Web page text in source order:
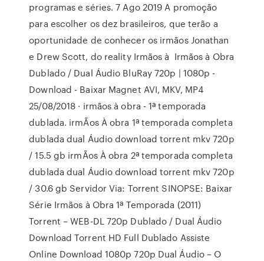
programas e séries. 7 Ago 2019 A promoção
para escolher os dez brasileiros, que terão a
oportunidade de conhecer os irmãos Jonathan
e Drew Scott, do reality Irmãos à Irmãos à Obra
Dublado / Dual Áudio BluRay 720p | 1080p -
Download - Baixar Magnet AVI, MKV, MP4
25/08/2018 · irmãos à obra - 1ª temporada
dublada. irmÃos À obra 1ª temporada completa
dublada dual Áudio download torrent mkv 720p
/ 15.5 gb irmÃos À obra 2ª temporada completa
dublada dual Áudio download torrent mkv 720p
/ 30.6 gb Servidor Via: Torrent SINOPSE: Baixar
Série Irmãos à Obra 1ª Temporada (2011)
Torrent – WEB-DL 720p Dublado / Dual Áudio
Download Torrent HD Full Dublado Assiste
Online Download 1080p 720p Dual Áudio – O